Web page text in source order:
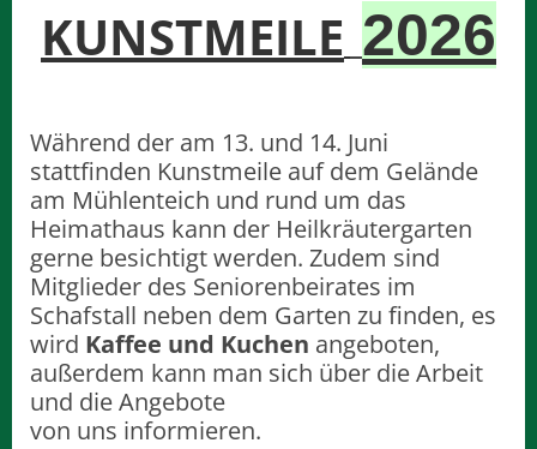
KUNSTMEILE 2026
Während der am 13. und 14. Juni
stattfinden Kunstmeile auf dem Gelände
am Mühlenteich und rund um das
Heimathaus kann der Heilkräutergarten
gerne besichtigt werden. Zudem sind
Mitglieder des Seniorenbeirates im
Schafstall neben dem Garten zu finden, es
wird Kaffee und Kuchen angeboten,
außerdem kann man sich über die Arbeit
und die Angebote
von uns informieren.